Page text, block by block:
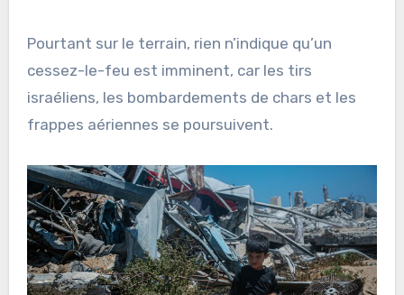
Pourtant sur le terrain, rien n’indique qu’un
cessez-le-feu est imminent, car les tirs
israéliens, les bombardements de chars et les
frappes aériennes se poursuivent.